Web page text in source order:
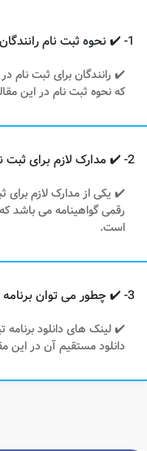
1- ✔️ نحوه ثبت نام رانندگان تپسی به چه صورتی می باشد ؟
✔️ رانندگان برای ثبت نام در
که نحوه ثبت نام در این
2- ✔️ مدارک لازم برای ثبت نام تپسی رانندگان چیست ؟
✔️ یکی از مدارک لازم برای
رقمی گواهینامه می باشد
است.
3- ✔️ چطور می توان برنامه تپسی را دانلود کرد؟
دانلود مستقیم آن در این